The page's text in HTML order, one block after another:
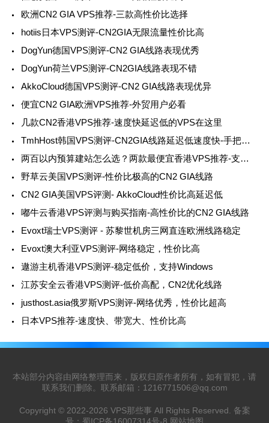
欧洲CN2 GIA VPS推荐-三款高性价比选择
hotiis日本VPS测评-CN2GIA无限流量性价比高
DogYun德国VPS测评-CN2 GIA线路表现优秀
DogYun荷兰VPS测评-CN2GIA线路表现不错
AkkoCloud德国VPS测评-CN2 GIA线路表现优异
便宜CN2 GIA欧洲VPS推荐-外贸用户必看
几款CN2香港VPS推荐-速度快延迟低的VPS在这里
TmhHost韩国VPS测评-CN2GIA线路延迟低速度快-手把手教你挑选与购买
两百以内预算建站怎么选？两款最便宜香港VPS推荐-支持Windows与CN2线路
野草云美国VPS测评-性价比极高的CN2 GIA线路
CN2 GIA美国VPS评测- AkkoCloud性价比高延迟低
嘟牛云香港VPS评测与购买指南-高性价比的CN2 GIA线路
Evoxt瑞士VPS测评 - 苏黎世机房三网直连欧洲线路稳定
Evoxt澳大利亚VPS测评-网络稳定，性价比高
遨游主机香港VPS测评-稳定低价，支持Windows
江苏安全云香港VPS测评-低价高配，CN2优化线路
justhost.asia俄罗斯VPS测评-网络优秀，性价比超高
日本VPS推荐-速度快、带宽大、性价比高
本站部分内容由网络整理而来，版权归原作者所有，如有冒犯，请
联系我们删除。联系邮箱： 1216771506@qq.com
Copyright © 2022-2026 VPS那些事 All Rights Reserved. 备案